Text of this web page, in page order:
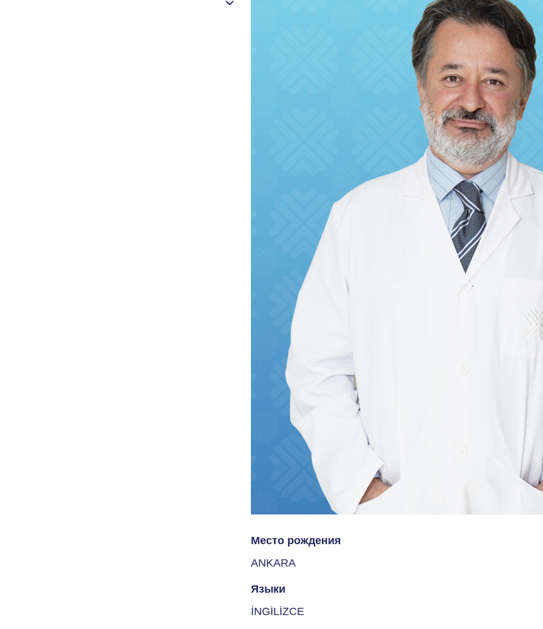
Место рождения
ANKARA
Языки
İNGİLİZCE